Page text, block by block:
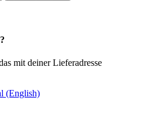
mit deiner Lieferadresse
(English)